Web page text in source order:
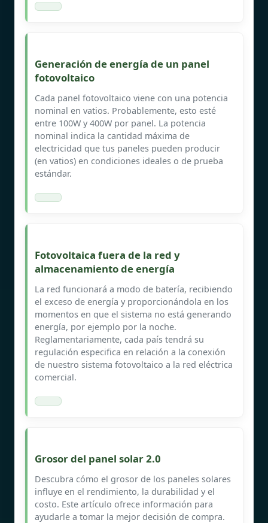
Generación de energía de un panel
fotovoltaico
Cada panel fotovoltaico viene con una potencia
nominal en vatios. Probablemente, esto esté
entre 100W y 400W por panel. La potencia
nominal indica la cantidad máxima de
electricidad que tus paneles pueden producir
(en vatios) en condiciones ideales o de prueba
estándar.
Fotovoltaica fuera de la red y
almacenamiento de energía
La red funcionará a modo de batería, recibiendo
el exceso de energía y proporcionándola en los
momentos en que el sistema no está generando
energía, por ejemplo por la noche.
Reglamentariamente, cada país tendrá su
regulación especifica en relación a la conexión
de nuestro sistema fotovoltaico a la red eléctrica
comercial.
Grosor del panel solar 2.0
Descubra cómo el grosor de los paneles solares
influye en el rendimiento, la durabilidad y el
costo. Este artículo ofrece información para
ayudarle a tomar la mejor decisión de compra.